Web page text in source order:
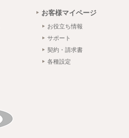
お客様マイページ
お役立ち情報
サポート
契約・請求書
各種設定